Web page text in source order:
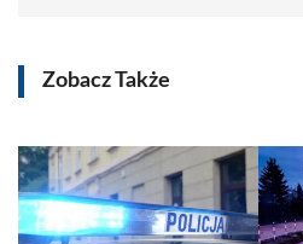
Zobacz Także